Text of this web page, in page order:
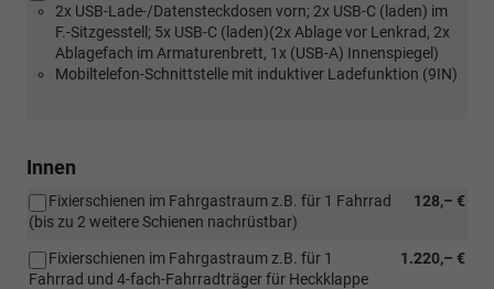
mit
[1ME/6Q2]
Multifunktions-
Kunstlederlenkrad
2x USB-Lade-/Datensteckdosen vorn; 2x USB-C (laden) im
F.-Sitzgesstell; 5x USB-C (laden)(2x Ablage vor Lenkrad, 2x
Ablagefach im Armaturenbrett, 1x (USB-A) Innenspiegel)
Mobiltelefon-Schnittstelle mit induktiver Ladefunktion (9IN)
Innen
128,– €
Fixierschienen im Fahrgastraum z.B. für 1 Fahrrad
(bis zu 2 weitere Schienen nachrüstbar)
1.220,– €
Fixierschienen im Fahrgastraum z.B. für 1
Fahrrad und 4-fach-Fahrradträger für Heckklappe